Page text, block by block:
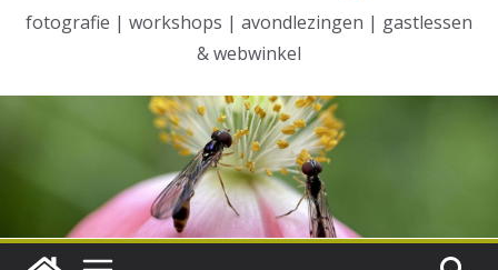
fotografie | workshops | avondlezingen | gastlessen
& webwinkel